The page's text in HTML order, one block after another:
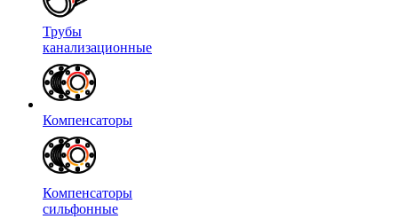
Трубы
канализационные
Компенсаторы
Компенсаторы
сильфонные